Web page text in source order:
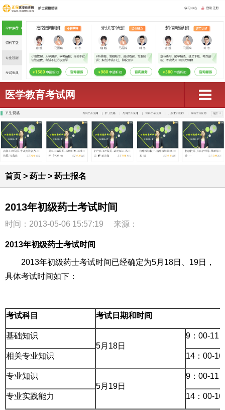
医学教育考试网
首页 > 药士 > 药士报名
2013年初级药士考试时间
时间：2013-05-06 15:57:19 来源：
2013年初级药士考试时间
2013年初级药士考试时间已经确定为5月18日、19日，
具体考试时间如下：
考试科目 考试日期和时间
基础知识
5月18日
9：00-11
相关专业知识 14：00-
专业知识
5月19日
9：00-11
专业实践能力 14：00-